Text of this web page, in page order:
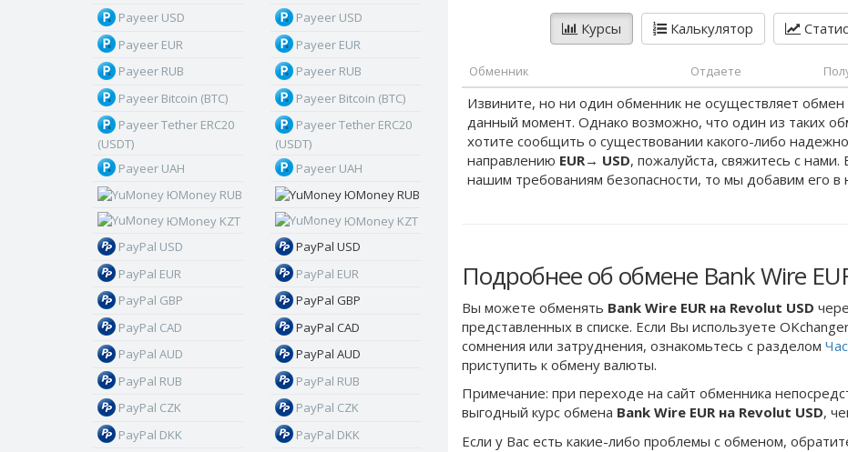
Курсы Калькулятор
Обменник Отдаете
Извините, но ни один обменник не осуществляет
данный момент. Однако возможно, что один из таких
хотите сообщить о существовании какого-либо
направлению EUR→ USD, пожалуйста, свяжитесь с нами.
нашим требованиям безопасности, то мы добавим его в
Подробнее об обмене Bank Wire
Вы можете обменять Bank Wire EUR на Revolut USD
представленных в списке. Если Вы используете
сомнения или затруднения, ознакомьтесь с разделом
приступить к обмену валюты.
Примечание: при переходе на сайт обменника
выгодный курс обмена Bank Wire EUR на Revolut USD,
Если у Вас есть какие-либо проблемы с обменом,
Payeer USD
Payeer EUR
Payeer RUB
Payeer Bitcoin (BTC)
Payeer Tether ERC20
(USDT)
Payeer UAH
ЮMoney RUB
ЮMoney KZT
PayPal USD
PayPal EUR
PayPal GBP
PayPal CAD
PayPal AUD
PayPal RUB
PayPal CZK
PayPal DKK
Payeer USD
Payeer EUR
Payeer RUB
Payeer Bitcoin (BTC)
Payeer Tether ERC20
(USDT)
Payeer UAH
ЮMoney RUB
ЮMoney KZT
PayPal USD
PayPal EUR
PayPal GBP
PayPal CAD
PayPal AUD
PayPal RUB
PayPal CZK
PayPal DKK